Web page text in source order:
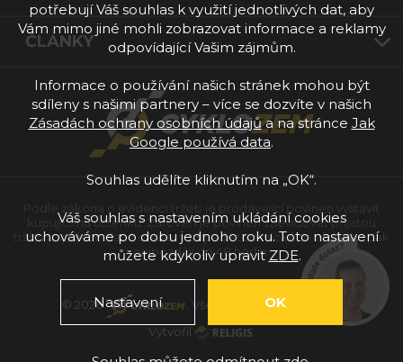
ČLÁNKY
kupujícímu účtenku. Zároveň je povinen zaevidovat přijatou
tržbu u správce daně online; v případě technického výpadku pak
nejpozději do 48 hodin.
© 2026
. Všechna práva vyhrazena.
Vytvořil
potřebují Váš souhlas k využití jednotlivých dat, aby
Vám mimo jiné mohli zobrazovat informace a reklamy
odpovídající Vašim zájmům.
Informace o používání našich stránek mohou být
sdíleny s našimi partnery – více se dozvíte v našich
Zásadách ochrany osobních údajůa na stránce Jak
Google používá data.
Souhlas udělíte kliknutím na „OK“.
Váš souhlas s nastavením ukládání cookies
uchováváme po dobu jednoho roku. Toto nastavení
můžete kdykoliv upravit ZDE.
Nastavení OK